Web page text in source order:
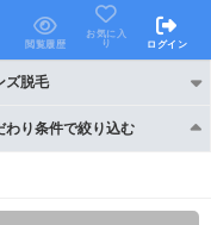
閲覧履歴
お気に入
り
ログイン
ズ脱毛
わり条件で絞り込む
わり条件で絞り込む